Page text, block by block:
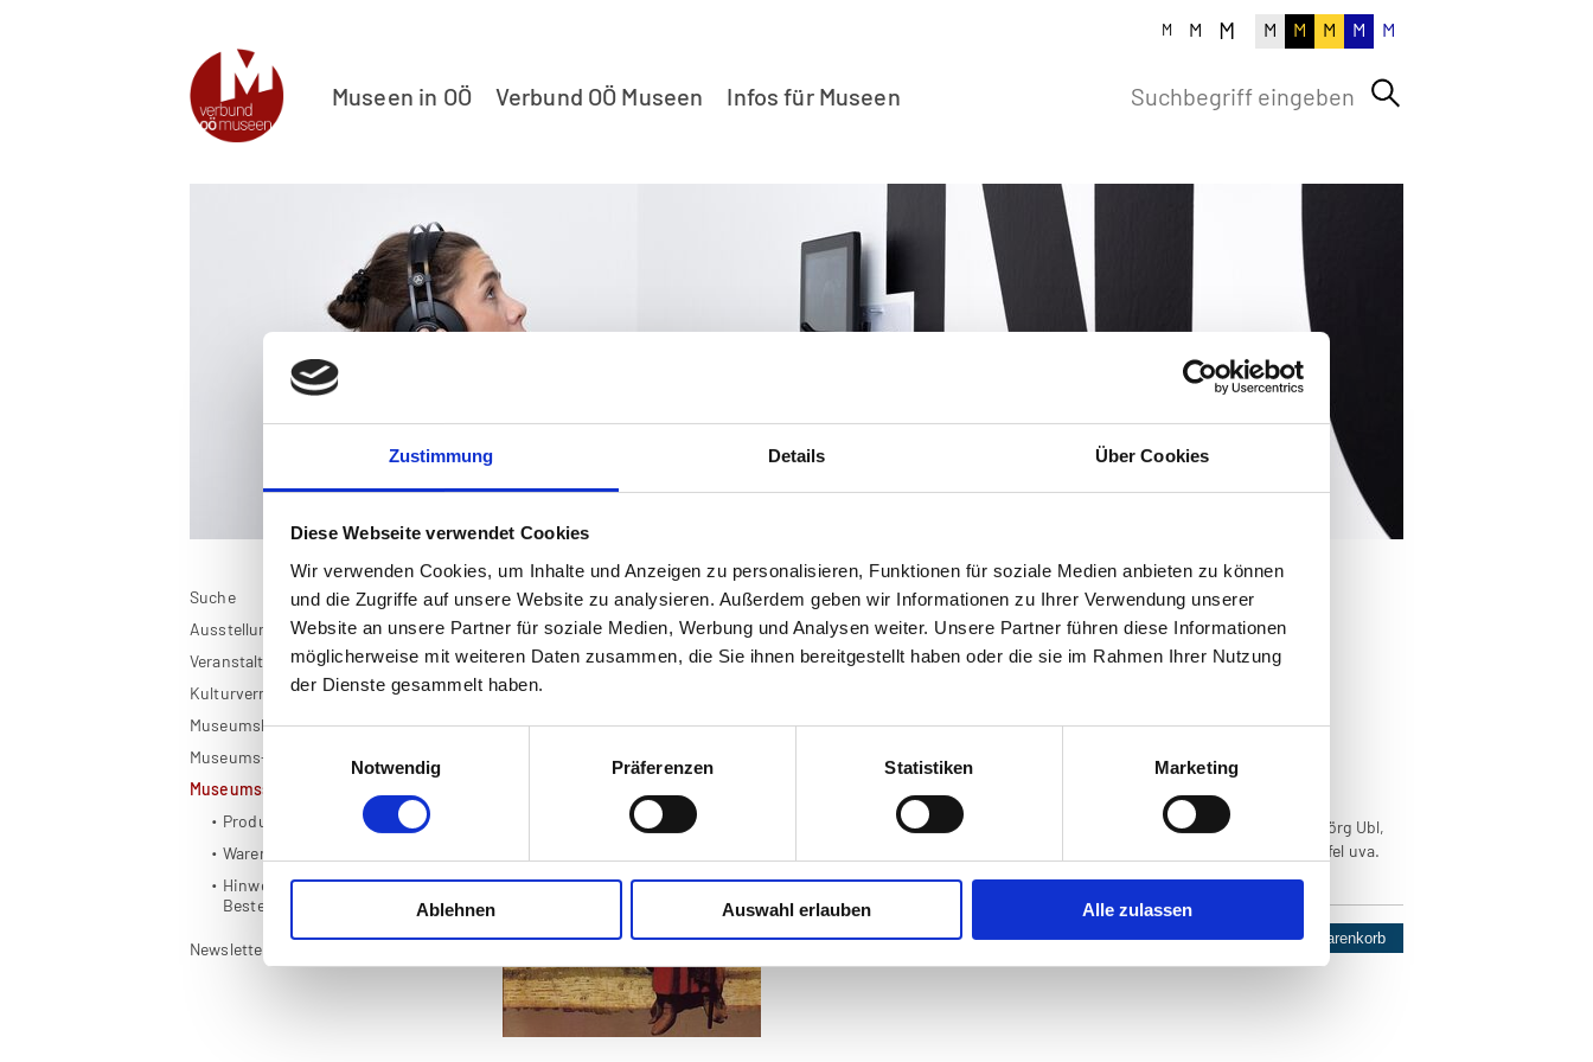
Zustimmung Details Über Cookies
Diese Webseite verwendet Cookies
Wir verwenden Cookies, um Inhalte und Anzeigen zu personalisieren, Funktionen für soziale Medien anbieten zu können
und die Zugriffe auf unsere Website zu analysieren. Außerdem geben wir Informationen zu Ihrer Verwendung unserer
Website an unsere Partner für soziale Medien, Werbung und Analysen weiter. Unsere Partner führen diese Informationen
möglicherweise mit weiteren Daten zusammen, die Sie ihnen bereitgestellt haben oder die sie im Rahmen Ihrer Nutzung
der Dienste gesammelt haben.
Notwendig
Präferenzen Statistiken Marketing
Ablehnen Auswahl erlauben Alle zulassen
M M M M M M M M
Museen in OÖ Verbund OÖ Museen Infos für Museen
Suche
Ausstellungen
Veranstaltungen
Kulturvermittlung
Museumskarte OÖ
Museums-App
Museumsshop
Produkte
Warenkorb
Hinweise zur
Bestellabwicklung
Newsletter
Detailinformationen zum Artikel
Anbieter:Basilika St. Laurenz
Severin zwischen Römerzeit und Völkerwanderung
Katalog zur Ausstellung des Landes Oberösterreich, 1982
Beiträge von Rudolf Zinnhobler, Karl Rehberger, Erich Widder, Hansjörg Ubl,
Gerhard Winkler, Lothar Eckhart, Eberhard Marckhgott, Herbert Kneifel uva.
EUR4,00 Stück*: In den Warenkorb